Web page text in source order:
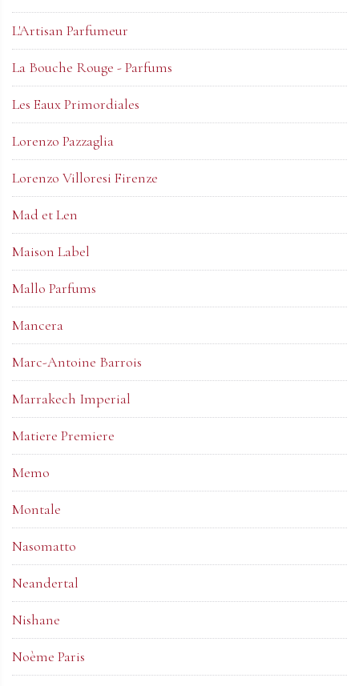
L'Artisan Parfumeur
La Bouche Rouge - Parfums
Les Eaux Primordiales
Lorenzo Pazzaglia
Lorenzo Villoresi Firenze
Mad et Len
Maison Label
Mallo Parfums
Mancera
Marc-Antoine Barrois
Marrakech Imperial
Matiere Premiere
Memo
Montale
Nasomatto
Neandertal
Nishane
Noème Paris